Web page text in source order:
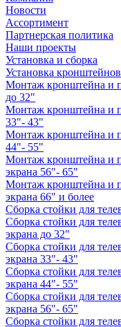
Новости
Ассортимент
Партнерская политика
Наши проекты
Установка и сборка
Установка
Монтаж кронштейна и
до 32"
Монтаж кронштейна и
33"- 43"
Монтаж кронштейна и
44"- 55"
Монтаж кронштейна и
экрана 56"- 65"
Монтаж кронштейна и
экрана 66" и более
Сборка стойки для
Сборка стойки для
экрана до 32"
Сборка стойки для
экрана 33"- 43"
Сборка стойки для
экрана 44"- 55"
Сборка стойки для
экрана 56"- 65"
Сборка стойки для